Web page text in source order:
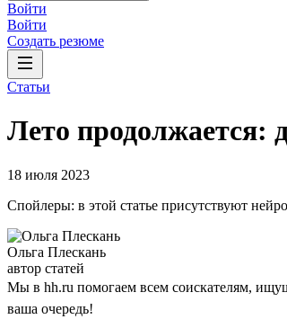
Войти
Войти
Создать резюме
Статьи
Лето продолжается:
18 июля 2023
Спойлеры: в этой статье присутствуют
Ольга Плескань
автор статей
Мы в hh.ru помогаем всем соискателям,
ваша очередь!